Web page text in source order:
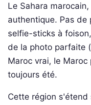
Le Sahara
authentique. Pas de
selfie-sticks à
de la photo parfaite
Maroc vrai, le
toujours été.
Cette région